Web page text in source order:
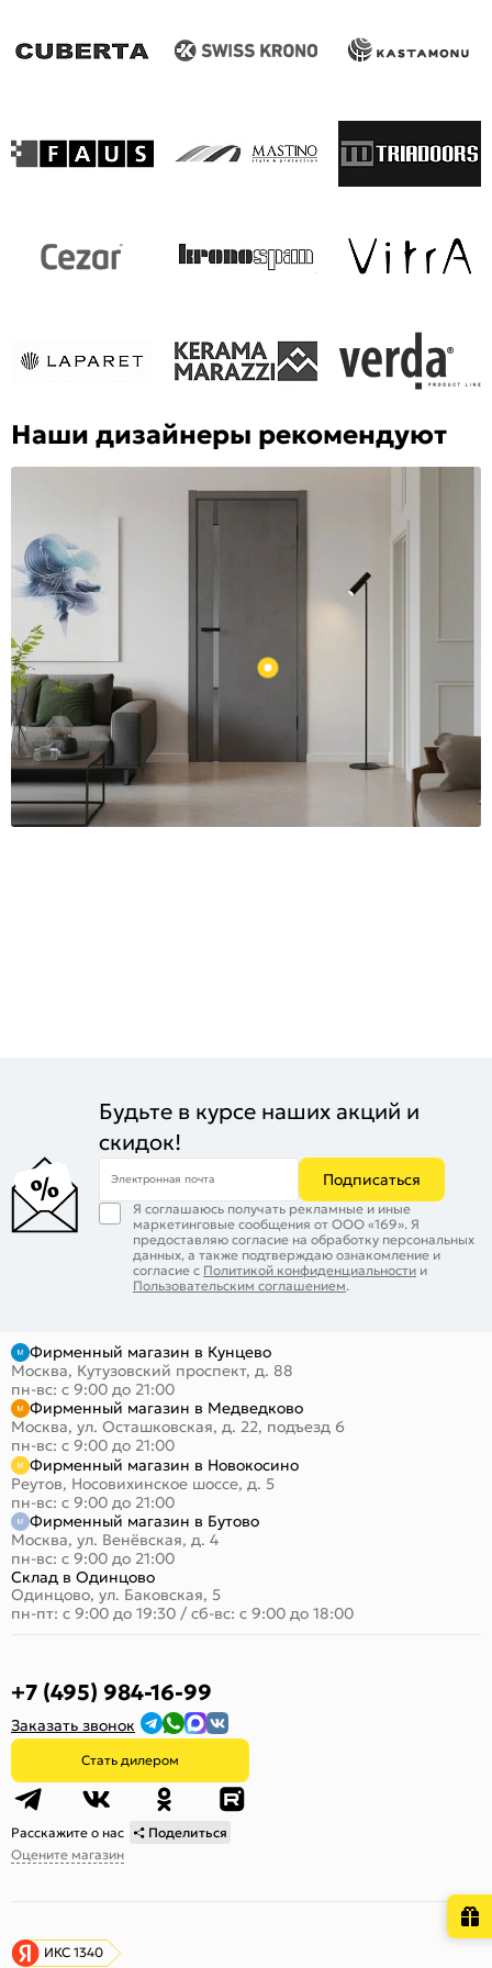
Наши дизайнеры рекомендуют
Будьте в курсе наших акций и
скидок!
Электронная почта Подписаться
Я соглашаюсь получать рекламные и иные
маркетинговые сообщения от ООО «169». Я
предоставляю согласие на обработку персональных
данных, а также подтверждаю ознакомление и
согласие с Политикой конфиденциальности и
Пользовательским соглашением.
Фирменный магазин в Кунцево
Москва, Кутузовский проспект, д. 88
пн-вс: с 9:00 до 21:00
Фирменный магазин в Медведково
Москва, ул. Осташковская, д. 22, подъезд 6
пн-вс: с 9:00 до 21:00
Фирменный магазин в Новокосино
Реутов, Носовихинское шоссе, д. 5
пн-вс: с 9:00 до 21:00
Фирменный магазин в Бутово
Москва, ул. Венёвская, д. 4
пн-вс: с 9:00 до 21:00
Склад в Одинцово
Одинцово, ул. Баковская, 5
пн-пт: с 9:00 до 19:30 / сб-вс: с 9:00 до 18:00
+7 (495) 984-16-99
Заказать звонок
Стать дилером
Расскажите о нас
Поделиться
Оцените магазин
ИКС 1340